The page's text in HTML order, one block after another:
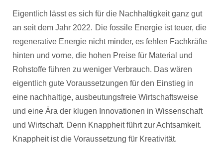
Eigentlich lässt es sich für die Nachhaltigkeit ganz gut
an seit dem Jahr 2022. Die fossile Energie ist teuer, die
regenerative Energie nicht minder, es fehlen Fachkräfte
hinten und vorne, die hohen Preise für Material und
Rohstoffe führen zu weniger Verbrauch. Das wären
eigentlich gute Voraussetzungen für den Einstieg in
eine nachhaltige, ausbeutungsfreie Wirtschaftsweise
und eine Ära der klugen Innovationen in Wissenschaft
und Wirtschaft. Denn Knappheit führt zur Achtsamkeit.
Knappheit ist die Voraussetzung für Kreativität.